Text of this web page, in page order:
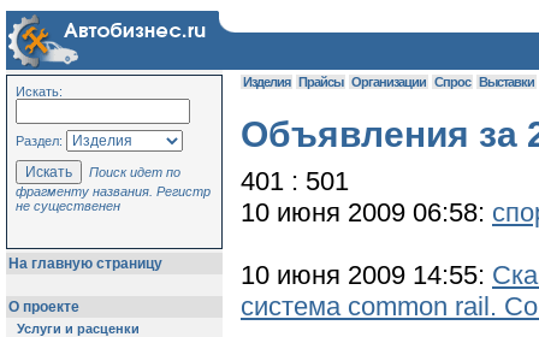
Искать:
Раздел:
Поиск идет по
фрагменту названия. Регистр
не существенен
На главную страницу
О проекте
Услуги и расценки
Изделия Прайсы Организации Спрос Выставки
Объявления за
401 : 501
10 июня 2009 06:58:
10 июня 2009 14:55:
система common rail.